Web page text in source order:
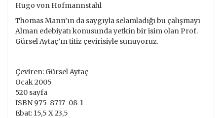
Hugo von Hofmannstahl
Thomas Mann’ın da saygıyla selamladığı bu çalışmayı
Alman edebiyatı konusunda yetkin bir isim olan Prof.
Gürsel Aytaç’ın titiz çevirisiyle sunuyoruz.
Çeviren: Gürsel Aytaç
Ocak 2005
520 sayfa
ISBN 975-8717-08-1
Ebat: 15,5 X 23,5